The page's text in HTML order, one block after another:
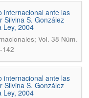
internacional ante las
Silvina S. González
Ley, 2004
Vol. 38 Núm.
142
internacional ante las
Silvina S. González
Ley, 2004